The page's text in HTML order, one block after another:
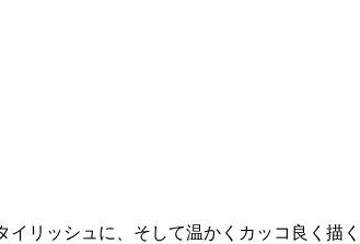
リッシュに、そして温かくカッコ良く描く